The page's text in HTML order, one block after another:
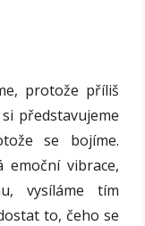
protože příliš
představujeme
se bojíme.
emoční vibrace,
vysíláme tím
to, čeho se